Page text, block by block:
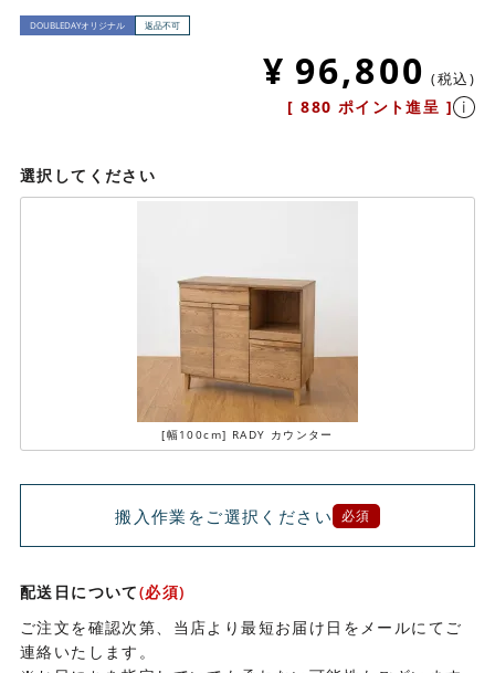
DOUBLEDAYオリジナル 返品不可
¥ 96,800 税込
[ 880 ポイント進呈 ]
選択してください
[幅100cm] RADY カウンター
搬入作業をご選択ください 必須
配送日について(必須)
ご注文を確認次第、当店より最短お届け日をメールにてご
連絡いたします。